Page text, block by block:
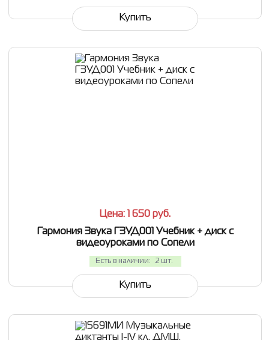
Купить
Цена: 1 650 руб.
Гармония Звука ГЗУД001 Учебник + диск с
видеоуроками по Сопели
Есть в наличии: 2 шт.
Купить